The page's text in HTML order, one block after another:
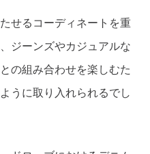
せるコーディネートを重
ジーンズやカジュアルな
の組み合わせを楽しむた
うに取り入れられるでし